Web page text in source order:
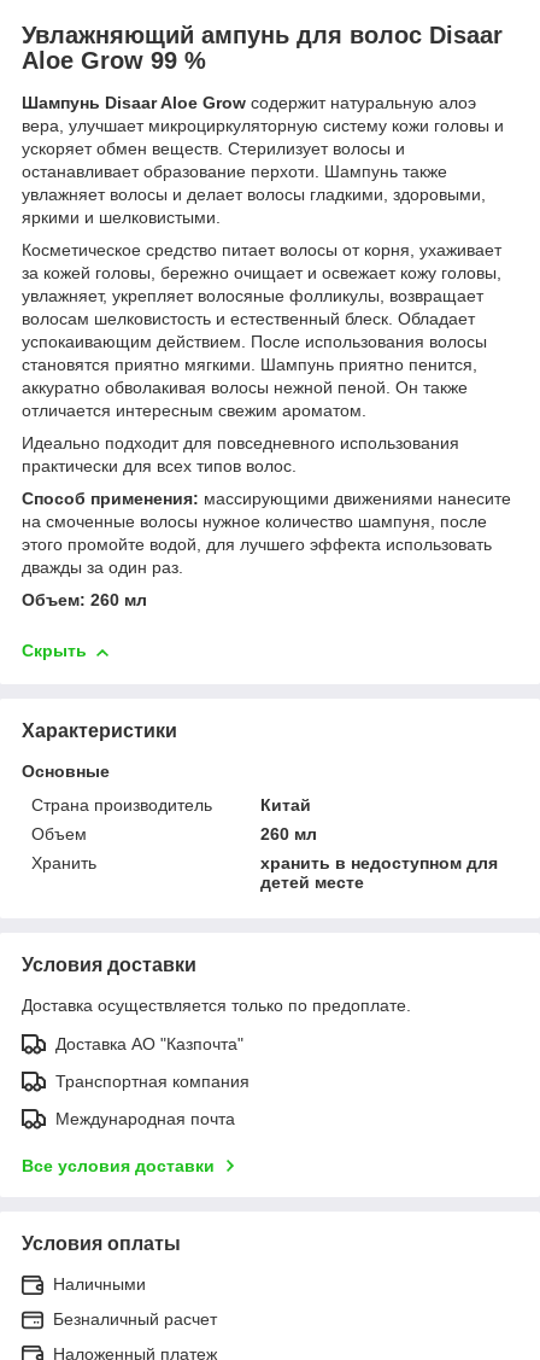
Увлажняющий ампунь для волос Disaar
Aloe Grow 99 %
Шампунь Disaar Aloe Grow содержит натуральную алоэ
вера, улучшает микроциркуляторную систему кожи головы и
ускоряет обмен веществ. Стерилизует волосы и
останавливает образование перхоти. Шампунь также
увлажняет волосы и делает волосы гладкими, здоровыми,
яркими и шелковистыми.
Косметическое средство питает волосы от корня, ухаживает
за кожей головы, бережно очищает и освежает кожу головы,
увлажняет, укрепляет волосяные фолликулы, возвращает
волосам шелковистость и естественный блеск. Обладает
успокаивающим действием. После использования волосы
становятся приятно мягкими. Шампунь приятно пенится,
аккуратно обволакивая волосы нежной пеной. Он также
отличается интересным свежим ароматом.
Идеально подходит для повседневного использования
практически для всех типов волос.
Способ применения: массирующими движениями нанесите
на смоченные волосы нужное количество шампуня, после
этого промойте водой, для лучшего эффекта использовать
дважды за один раз.
Объем: 260 мл
Скрыть
Характеристики
Основные
Страна производитель
Китай
Объем
260 мл
Хранить
хранить в недоступном для
детей месте
Условия доставки
Доставка осуществляется только по предоплате.
Доставка АО "Казпочта"
Транспортная компания
Международная почта
Все условия доставки
Условия оплаты
Наличными
Безналичный расчет
Наложенный платеж